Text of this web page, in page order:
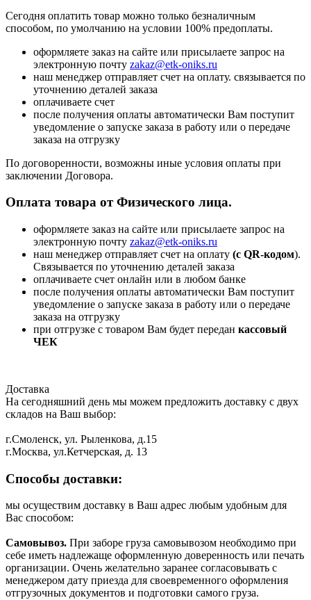
Сегодня оплатить товар можно только безналичным
способом, по умолчанию на условии 100% предоплаты.
оформляете заказ на сайте или присылаете запрос на
электронную почту zakaz@etk-oniks.ru
наш менеджер отправляет счет на оплату. связывается по
уточнению деталей заказа
оплачиваете счет
после получения оплаты автоматически Вам поступит
уведомление о запуске заказа в работу или о передаче
заказа на отгрузку
По договоренности, возможны иные условия оплаты при
заключении Договора.
Оплата товара от Физического лица.
оформляете заказ на сайте или присылаете запрос на
электронную почту zakaz@etk-oniks.ru
наш менеджер отправляет счет на оплату (с QR-кодом).
Связывается по уточнению деталей заказа
оплачиваете счет онлайн или в любом банке
после получения оплаты автоматически Вам поступит
уведомление о запуске заказа в работу или о передаче
заказа на отгрузку
при отгрузке с товаром Вам будет передан кассовый
ЧЕК
Доставка
На сегодняшний день мы можем предложить доставку с двух
складов на Ваш выбор:
г.Смоленск, ул. Рыленкова, д.15
г.Москва, ул.Кетчерская, д. 13
Способы доставки:
мы осуществим доставку в Ваш адрес любым удобным для
Вас способом:
Самовывоз. При заборе груза самовывозом необходимо при
себе иметь надлежаще оформленную доверенность или печать
организации. Очень желательно заранее согласовывать с
менеджером дату приезда для своевременного оформления
отгрузочных документов и подготовки самого груза.